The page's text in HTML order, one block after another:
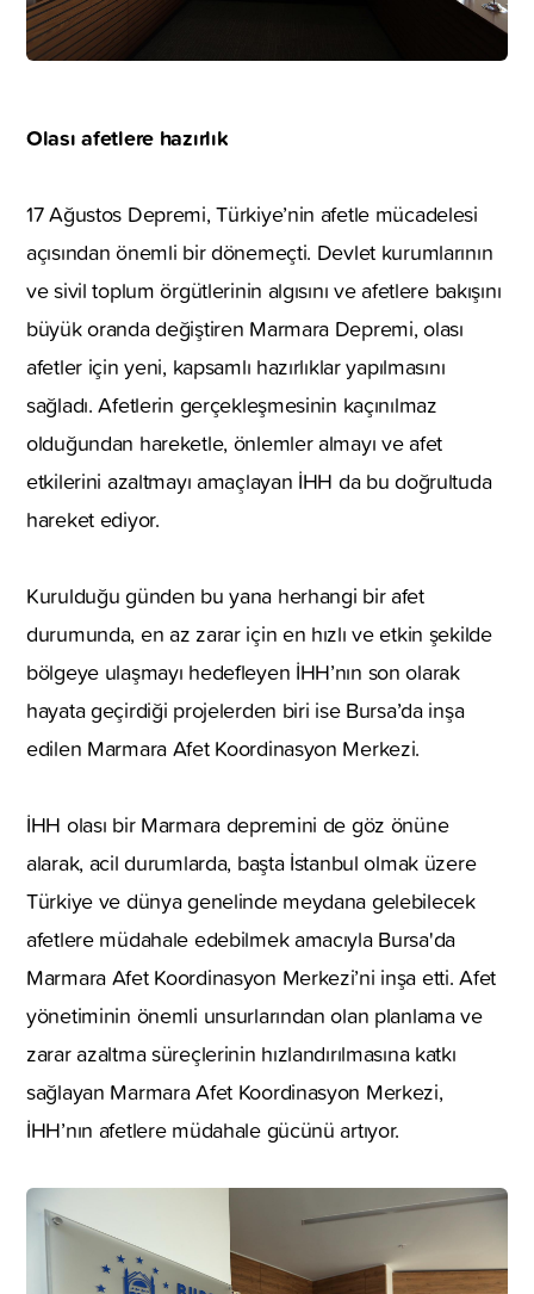
Olası afetlere hazırlık
17 Ağustos Depremi, Türkiye’nin afetle mücadelesi
açısından önemli bir dönemeçti. Devlet kurumlarının
ve sivil toplum örgütlerinin algısını ve afetlere bakışını
büyük oranda değiştiren Marmara Depremi, olası
afetler için yeni, kapsamlı hazırlıklar yapılmasını
sağladı. Afetlerin gerçekleşmesinin kaçınılmaz
olduğundan hareketle, önlemler almayı ve afet
etkilerini azaltmayı amaçlayan İHH da bu doğrultuda
hareket ediyor.
Kurulduğu günden bu yana herhangi bir afet
durumunda, en az zarar için en hızlı ve etkin şekilde
bölgeye ulaşmayı hedefleyen İHH’nın son olarak
hayata geçirdiği projelerden biri ise Bursa’da inşa
edilen Marmara Afet Koordinasyon Merkezi.
İHH olası bir Marmara depremini de göz önüne
alarak, acil durumlarda, başta İstanbul olmak üzere
Türkiye ve dünya genelinde meydana gelebilecek
afetlere müdahale edebilmek amacıyla Bursa'da
Marmara Afet Koordinasyon Merkezi’ni inşa etti. Afet
yönetiminin önemli unsurlarından olan planlama ve
zarar azaltma süreçlerinin hızlandırılmasına katkı
sağlayan Marmara Afet Koordinasyon Merkezi,
İHH’nın afetlere müdahale gücünü artıyor.